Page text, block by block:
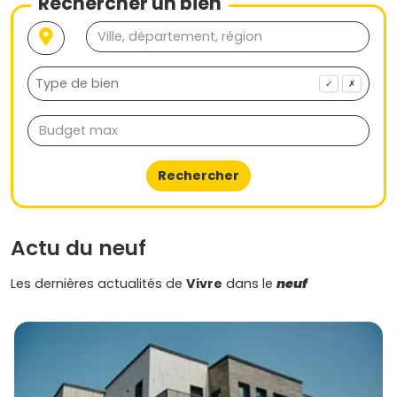
✓ ✗
Rechercher
Actu du neuf
Les dernières actualités de Vivre dans le neuf